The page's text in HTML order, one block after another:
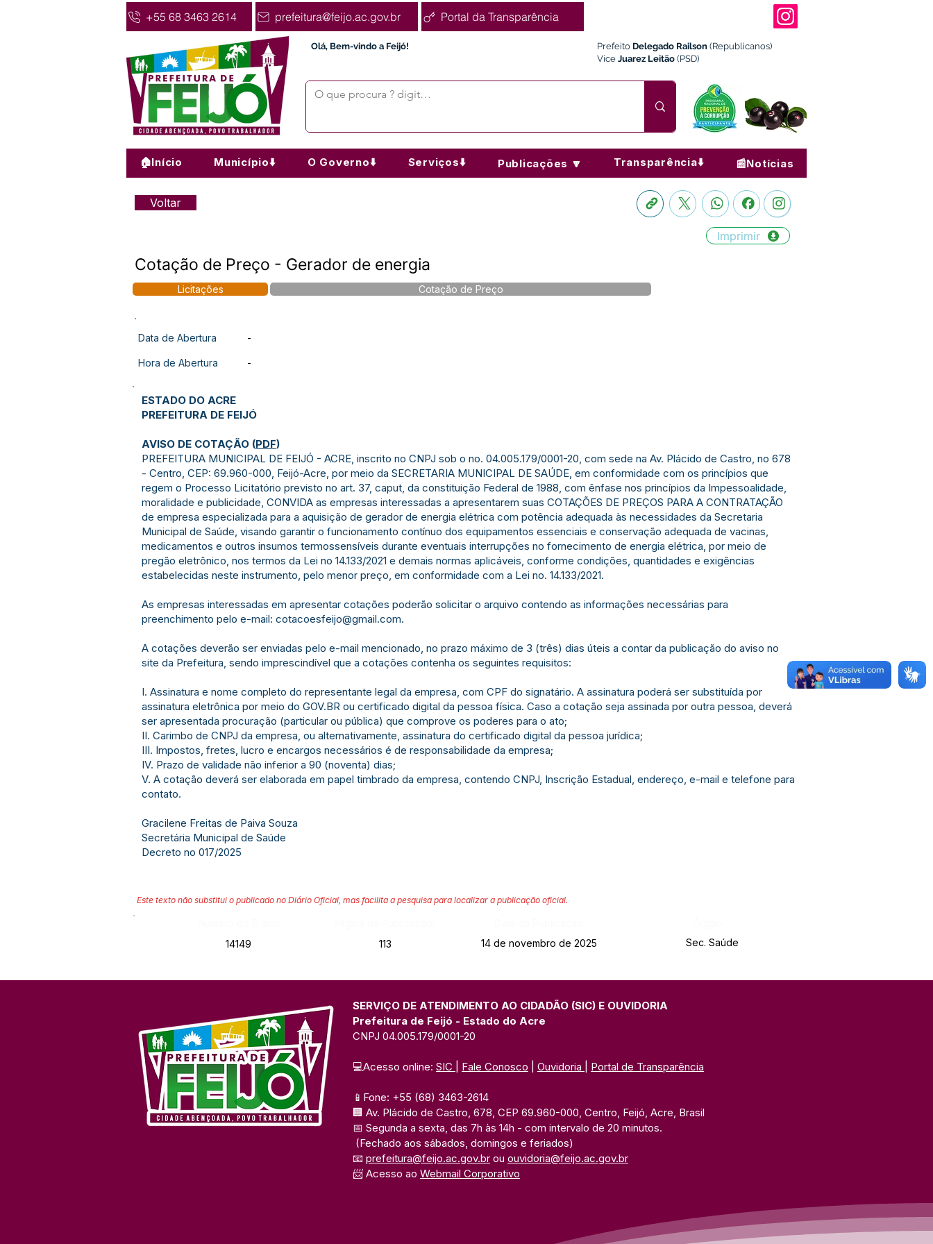
+55 68 3463 2614 prefeitura@feijo.ac.gov.br Portal da Transparência
Olá, Bem-vindo a Feijó! Prefeito Delegado Railson (Republicanos)
Vice Juarez Leitão (PSD)
🏠Início Município⬇️ O Governo⬇️ Serviços⬇️ Publicações 🔽 Transparência⬇️ 📰Notícias
Voltar
Imprimir
Cotação de Preço - Gerador de energia
Licitações Cotação de Preço
Data de Abertura -
Hora de Abertura -
ESTADO DO ACRE
PREFEITURA DE FEIJÓ
AVISO DE COTAÇÃO (PDF)
PREFEITURA MUNICIPAL DE FEIJÓ - ACRE, inscrito no CNPJ sob o no. 04.005.179/0001-20, com sede na Av. Plácido de Castro, no 678
- Centro, CEP: 69.960-000, Feijó-Acre, por meio da SECRETARIA MUNICIPAL DE SAÚDE, em conformidade com os princípios que
regem o Processo Licitatório previsto no art. 37, caput, da constituição Federal de 1988, com ênfase nos princípios da Impessoalidade,
moralidade e publicidade, CONVIDA as empresas interessadas a apresentarem suas COTAÇÕES DE PREÇOS PARA A CONTRATAÇÃO
de empresa especializada para a aquisição de gerador de energia elétrica com potência adequada às necessidades da Secretaria
Municipal de Saúde, visando garantir o funcionamento contínuo dos equipamentos essenciais e conservação adequada de vacinas,
medicamentos e outros insumos termossensíveis durante eventuais interrupções no fornecimento de energia elétrica, por meio de
pregão eletrônico, nos termos da Lei no 14.133/2021 e demais normas aplicáveis, conforme condições, quantidades e exigências
estabelecidas neste instrumento, pelo menor preço, em conformidade com a Lei no. 14.133/2021.
As empresas interessadas em apresentar cotações poderão solicitar o arquivo contendo as informações necessárias para
preenchimento pelo e-mail: cotacoesfeijo@gmail.com.
A cotações deverão ser enviadas pelo e-mail mencionado, no prazo máximo de 3 (três) dias úteis a contar da publicação do aviso no
site da Prefeitura, sendo imprescindível que a cotações contenha os seguintes requisitos:
I. Assinatura e nome completo do representante legal da empresa, com CPF do signatário. A assinatura poderá ser substituída por
assinatura eletrônica por meio do GOV.BR ou certificado digital da pessoa física. Caso a cotação seja assinada por outra pessoa, deverá
ser apresentada procuração (particular ou pública) que comprove os poderes para o ato;
II. Carimbo de CNPJ da empresa, ou alternativamente, assinatura do certificado digital da pessoa jurídica;
III. Impostos, fretes, lucro e encargos necessários é de responsabilidade da empresa;
IV. Prazo de validade não inferior a 90 (noventa) dias;
V. A cotação deverá ser elaborada em papel timbrado da empresa, contendo CNPJ, Inscrição Estadual, endereço, e-mail e telefone para
contato.
Gracilene Freitas de Paiva Souza
Secretária Municipal de Saúde
Decreto no 017/2025
Este texto não substitui o publicado no Diário Oficial, mas facilita a pesquisa para localizar a publicação oficial.
14149
113 14 de novembro de 2025 Sec. Saúde
SERVIÇO DE ATENDIMENTO AO CIDADÃO (SIC) E OUVIDORIA
Prefeitura de Feijó - Estado do Acre
CNPJ 04.005.179/0001-20
💻Acesso online: SIC Fale Conosco Ouvidoria Portal de Transparência
📱Fone: +55 (68) 3463-2614
🏢 Av. Plácido de Castro, 678, CEP 69.960-000, Centro, Feijó, Acre, Brasil
📅 Segunda a sexta, das 7h às 14h - com intervalo de 20 minutos.
(Fechado aos sábados, domingos e feriados)
📧 prefeitura@feijo.ac.gov.br ou ouvidoria@feijo.ac.gov.br
📨 Acesso ao Webmail Corporativo